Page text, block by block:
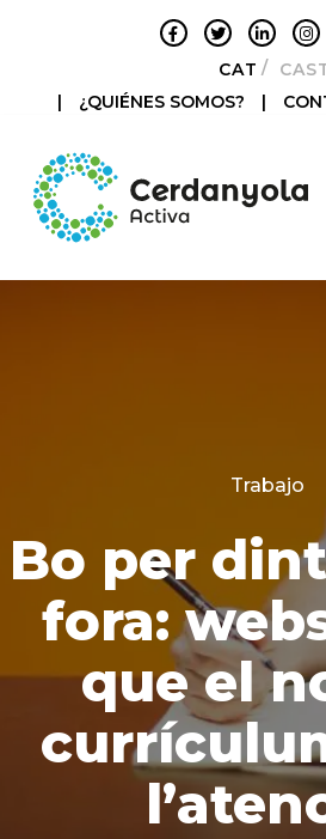
CATALÀ
|
¿QUIÉNES SOMOS? |
Trabajo
Bo per
fora:
que el